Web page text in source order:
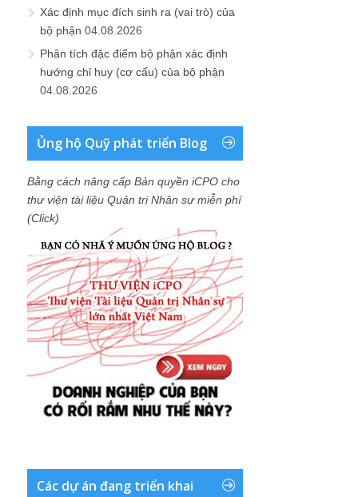
Xác định mục đích sinh ra (vai trò) của
bộ phận 04.08.2026
Phân tích đặc điểm bộ phận xác định
hướng chỉ huy (cơ cấu) của bộ phận
04.08.2026
Ủng hộ Quỹ phát triển Blog
Bằng cách nâng cấp Bản quyền iCPO cho
thư viện tài liệu Quản trị Nhân sự miễn phí
(Click)
Các dự án đang triển khai